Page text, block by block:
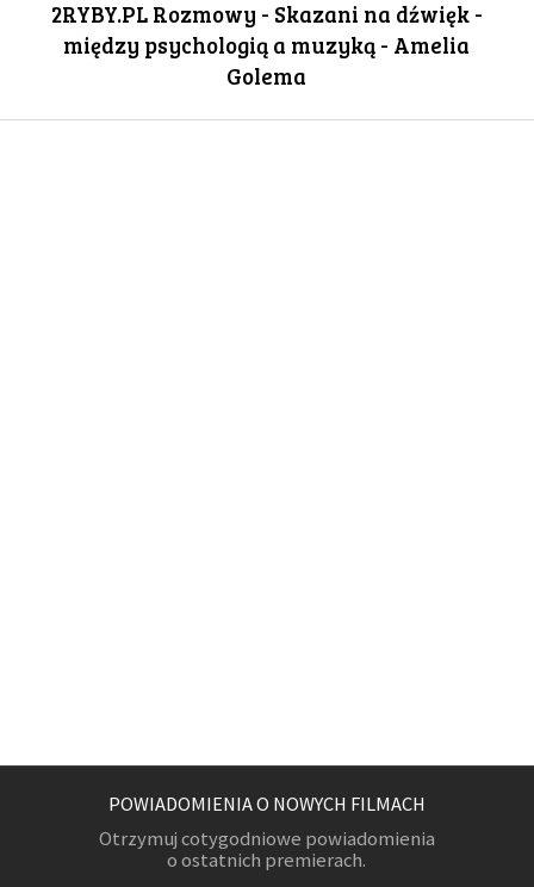
GALERIA
2RYBY.PL Rozmowy - Skazani na dźwięk -
między psychologią a muzyką - Amelia
Golema
POWIADOMIENIA O NOWYCH FILMACH
Otrzymuj cotygodniowe powiadomienia
o ostatnich premierach.